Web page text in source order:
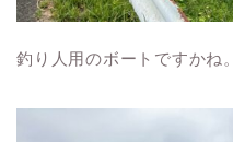
釣り人用のボートですかね。